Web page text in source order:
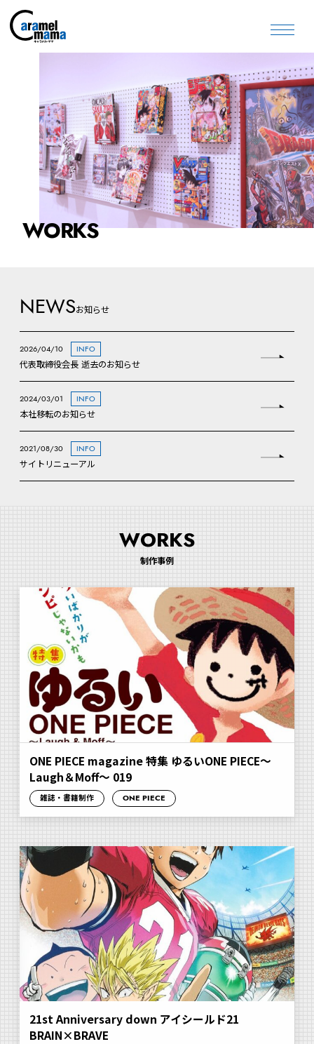
WORKS
NEWSお知らせ
2026/04/10 INFO
代表取締役会長 逝去のお知らせ
2024/03/01 INFO
本社移転のお知らせ
2021/08/30 INFO
サイトリニューアル
WORKS
制作事例
ONE PIECE magazine 特集 ゆるいONE PIECE～
Laugh＆Moff～ 019
雑誌・書籍制作 ONE PIECE
21st Anniversary down アイシールド21
BRAIN×BRAVE